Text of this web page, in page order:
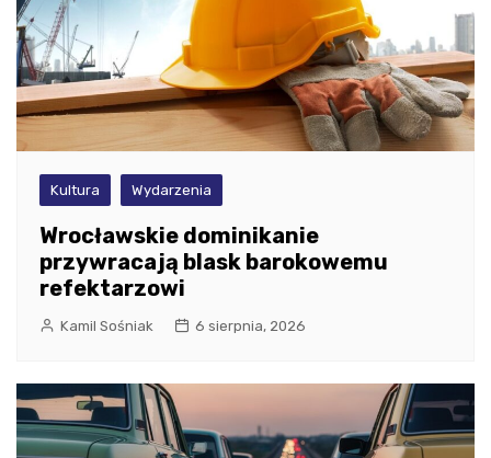
Kultura Wydarzenia
Wrocławskie dominikanie
przywracają blask barokowemu
refektarzowi
Kamil Sośniak 6 sierpnia, 2026